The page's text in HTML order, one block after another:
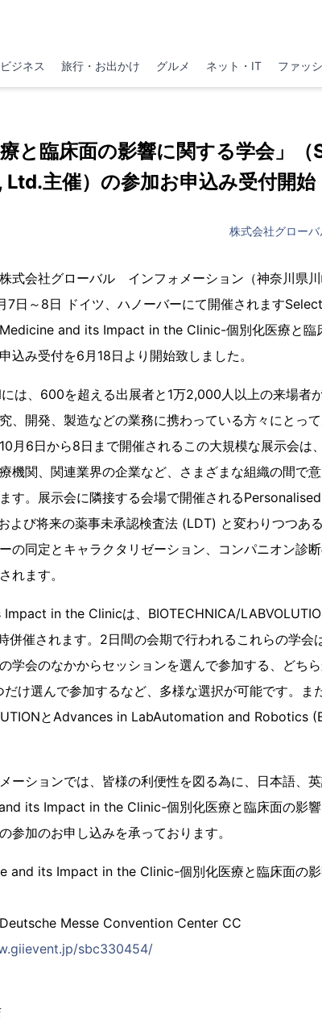
ジネス 旅行・お出かけ グルメ ネット・IT ファッ
と臨床面の影響に関する学会」
主催）の参加お申込み受付開始
株式会社グロー
式会社グローバル インフォメーション（神奈川県
7日～8日 ドイツ、ハノーバーにて開催されます
and its Impact in the Clinic-個別化医療と臨
込み受付を6月18日より開始致しました。
は、600を超える出展者と1万2,000人以上の来場者が
、開発、製造などの業務に携わっている方々にとっ
月6日から8日まで開催されるこの大規模な展示会は
機関、関連業界の企業など、さまざまな組織の間で
す。展示会に隣接する会場で開催される
び将来の薬事未承認検査法 (LDT) と変わりつつあ
の同定とキャラクタリゼーション、コンパニオン診
れます。
in the Clinicは、BIOTECHNICA/
催されます。2日間の会期で行われるこれらの学会
学会のなかからセッションを選んで参加する、どち
け選んで参加するなど、多様な選択が可能です。ま
とAdvances in LabAutomation and Robotics
ションでは、皆様の利便性を図る為に、日本語、
its Impact in the Clinic-個別化医療と臨床面の影
参加のお申し込みを承っております。
and its Impact in the Clinic-個別化医療と臨床面の影
Messe Convention Center CC
sbc330454/